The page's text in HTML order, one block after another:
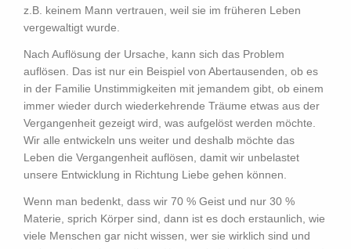
z.B. keinem Mann vertrauen, weil sie im früheren Leben
vergewaltigt wurde.
Nach Auflösung der Ursache, kann sich das Problem
auflösen. Das ist nur ein Beispiel von Abertausenden, ob es
in der Familie Unstimmigkeiten mit jemandem gibt, ob einem
immer wieder durch wiederkehrende Träume etwas aus der
Vergangenheit gezeigt wird, was aufgelöst werden möchte.
Wir alle entwickeln uns weiter und deshalb möchte das
Leben die Vergangenheit auflösen, damit wir unbelastet
unsere Entwicklung in Richtung Liebe gehen können.
Wenn man bedenkt, dass wir 70 % Geist und nur 30 %
Materie, sprich Körper sind, dann ist es doch erstaunlich, wie
viele Menschen gar nicht wissen, wer sie wirklich sind und